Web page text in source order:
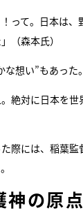
って。日本は
（森本氏）
想い”もあった。
。絶対に日本を
際には、稲葉
の原